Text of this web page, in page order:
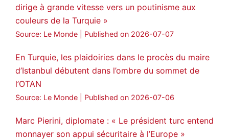
dirige à grande vitesse vers un poutinisme aux
couleurs de la Turquie »
Source: Le Monde Published on 2026-07-07
En Turquie, les plaidoiries dans le procès du maire
d’Istanbul débutent dans l’ombre du sommet de
l’OTAN
Source: Le Monde Published on 2026-07-06
Marc Pierini, diplomate : « Le président turc entend
monnayer son appui sécuritaire à l’Europe »